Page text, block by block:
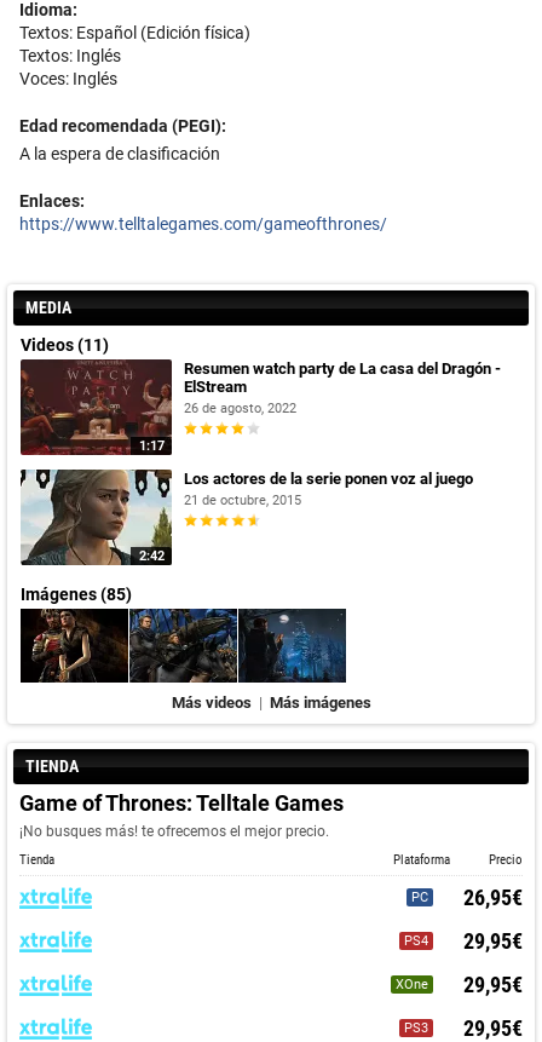
Idioma:
Textos: Español (Edición física)
Textos: Inglés
Voces: Inglés
Edad recomendada (PEGI):
A la espera de clasificación
Enlaces:
https://www.telltalegames.com/gameofthrones/
MEDIA
Videos (11)
1:17
Resumen watch party de La casa del Dragón -
ElStream
26 de agosto, 2022
2:42
Los actores de la serie ponen voz al juego
21 de octubre, 2015
Imágenes (85)
Más videos| Más imágenes
TIENDA
Game of Thrones: Telltale Games
¡No busques más! te ofrecemos el mejor precio.
Tienda Plataforma Precio
PC 26,95€
PS4 29,95€
XOne 29,95€
PS3 29,95€